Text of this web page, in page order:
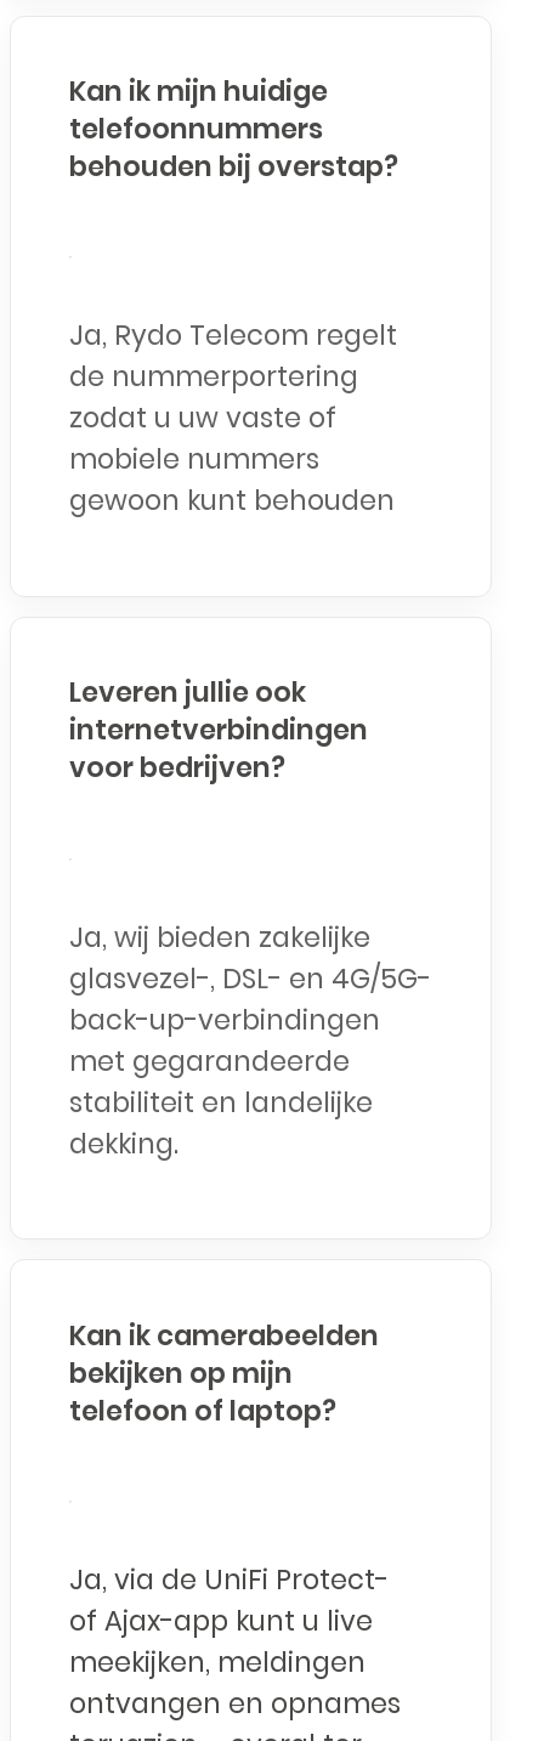
Kan ik mijn huidige
telefoonnummers
behouden bij overstap?
Ja, Rydo Telecom regelt
de nummerportering
zodat u uw vaste of
mobiele nummers
gewoon kunt behouden
Leveren jullie ook
internetverbindingen
voor bedrijven?
Ja, wij bieden zakelijke
glasvezel-, DSL- en 4G/5G-
back-up-verbindingen
met gegarandeerde
stabiliteit en landelijke
dekking.
Kan ik camerabeelden
bekijken op mijn
telefoon of laptop?
Ja, via de UniFi Protect-
of Ajax-app kunt u live
meekijken, meldingen
ontvangen en opnames